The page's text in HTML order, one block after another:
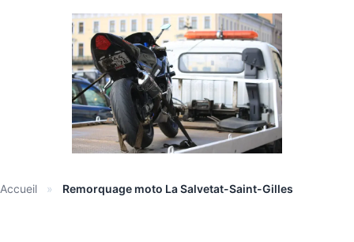
Accueil » Remorquage moto La Salvetat-Saint-Gilles